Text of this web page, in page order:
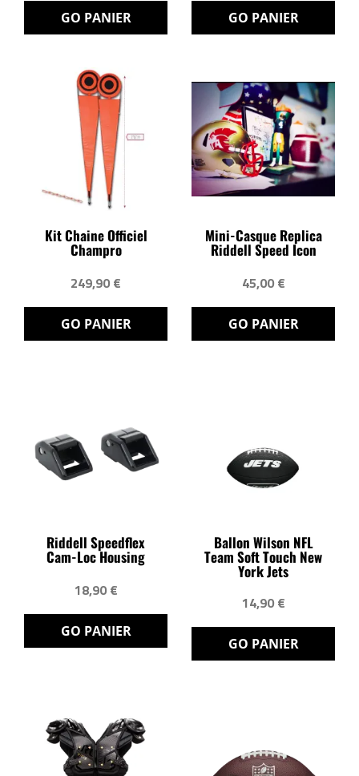
GO PANIER GO PANIER
Kit Chaine Officiel
Champro
249,90 €
GO PANIER
Mini-Casque Replica
Riddell Speed Icon
45,00 €
GO PANIER
Riddell Speedflex
Cam-Loc Housing
18,90 €
GO PANIER
Ballon Wilson NFL
Team Soft Touch New
York Jets
14,90 €
GO PANIER